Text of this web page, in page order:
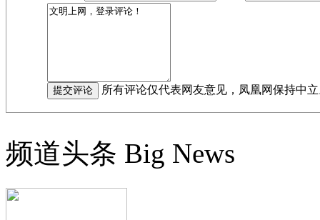
所有评论仅代表网友意见，凤凰网保持中
频道头条 Big News